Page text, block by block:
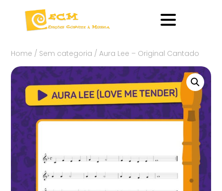
Home / Sem categoria / Aura Lee – Original Cantado